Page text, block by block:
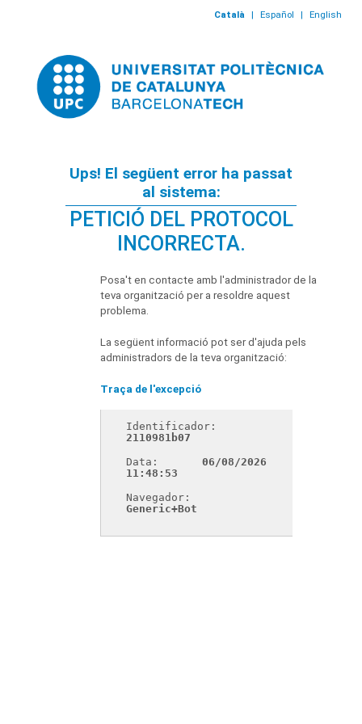
Català | Español | English
Ups! El següent error ha passat
al sistema:
PETICIÓ DEL PROTOCOL
INCORRECTA.
Posa't en contacte amb l'administrador de la
teva organització per a resoldre aquest
problema.
La següent informació pot ser d'ajuda pels
administradors de la teva organització:
Traça de l'excepció
2110981b07
Data:
06/08/2026
11:48:53
Generic+Bot